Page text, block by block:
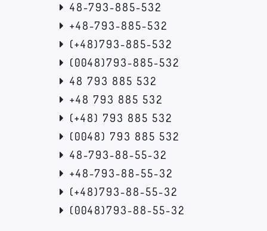
48-793-885-532
+48-793-885-532
(+48)793-885-532
(0048)793-885-532
48 793 885 532
+48 793 885 532
(+48) 793 885 532
(0048) 793 885 532
48-793-88-55-32
+48-793-88-55-32
(+48)793-88-55-32
(0048)793-88-55-32